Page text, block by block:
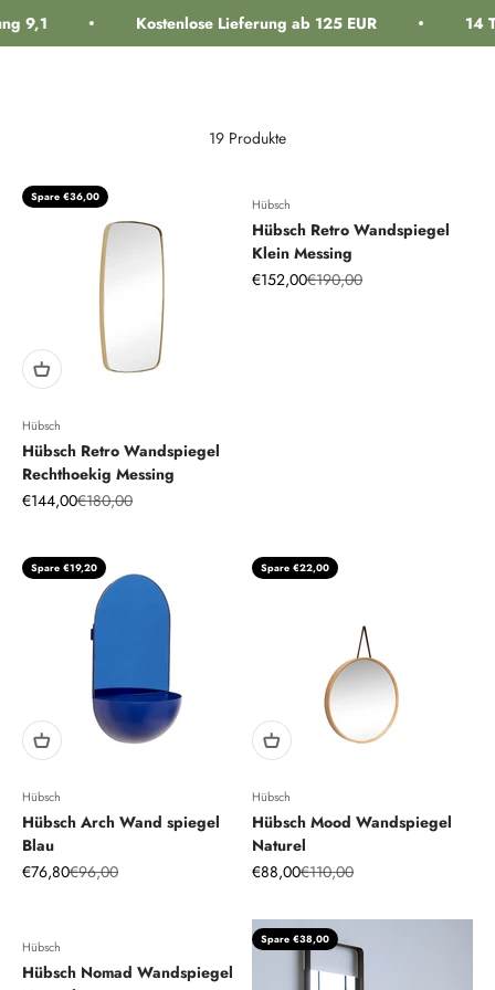
9,1 Kostenlose Lieferung ab 125 EUR 14
19 Produkte
Spare €36,00
Hübsch
Hübsch Retro Wandspiegel
Rechthoekig Messing
Angebot
€144,00Regulärer Preis
€180,00
Hübsch
Hübsch Retro Wandspiegel
Klein Messing
Angebot
€152,00Regulärer Preis
€190,00
Spare €19,20
Hübsch
Hübsch Arch Wand spiegel
Blau
Angebot
€76,80Regulärer Preis
€96,00
Spare €22,00
Hübsch
Hübsch Mood Wandspiegel
Naturel
Angebot
€88,00Regulärer Preis
€110,00
Hübsch
Hübsch Nomad Wandspiegel
Spare €38,00